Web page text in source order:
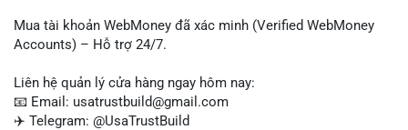
Mua tài khoản WebMoney đã xác minh (Verified WebMoney
Accounts) – Hỗ trợ 24/7.
Liên hệ quản lý cửa hàng ngay hôm nay:
📧 Email: usatrustbuild@gmail.com
✈️ Telegram: @UsaTrustBuild